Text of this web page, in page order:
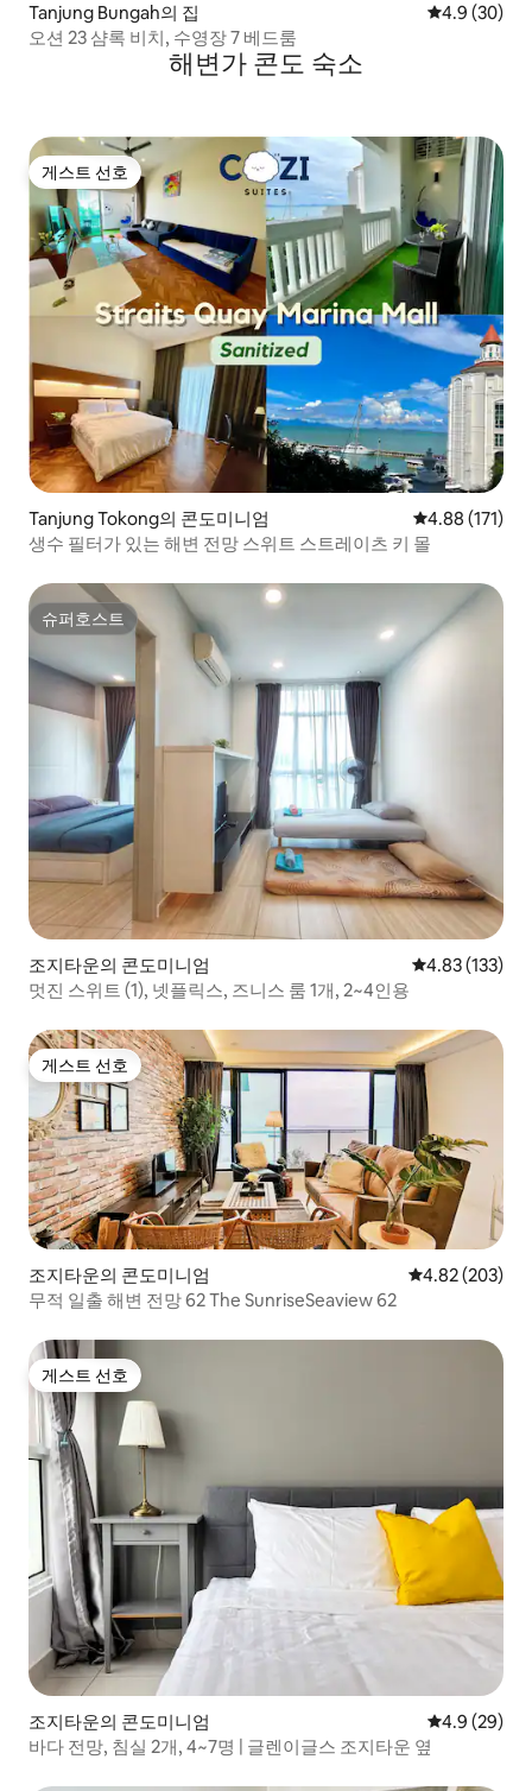
Tanjung Bungah의 집 평점 4.9점(5
4.9 (30)
오션 23 샴록 비치, 수영장 7 베드룸
해변가 콘도 숙소
게스트 선호
게스트 선호
Tanjung Tokong의 콘도미니엄 평점 4.88점(5
4.88 (171)
생수 필터가 있는 해변 전망 스위트 스트레이츠 키 몰
슈퍼호스트
슈퍼호스트
조지타운의 콘도미니엄 평점 4.83점(5
4.83 (133)
멋진 스위트 (1), 넷플릭스, 즈니스 룸 1개, 2~4인용
게스트 선호
게스트 선호
조지타운의 콘도미니엄 평점 4.82점(5
4.82 (203)
무적 일출 해변 전망 62 The SunriseSeaview 62
게스트 선호
게스트 선호
조지타운의 콘도미니엄 평점 4.9점(5
4.9 (29)
바다 전망, 침실 2개, 4~7명 | 글렌이글스 조지타운 옆